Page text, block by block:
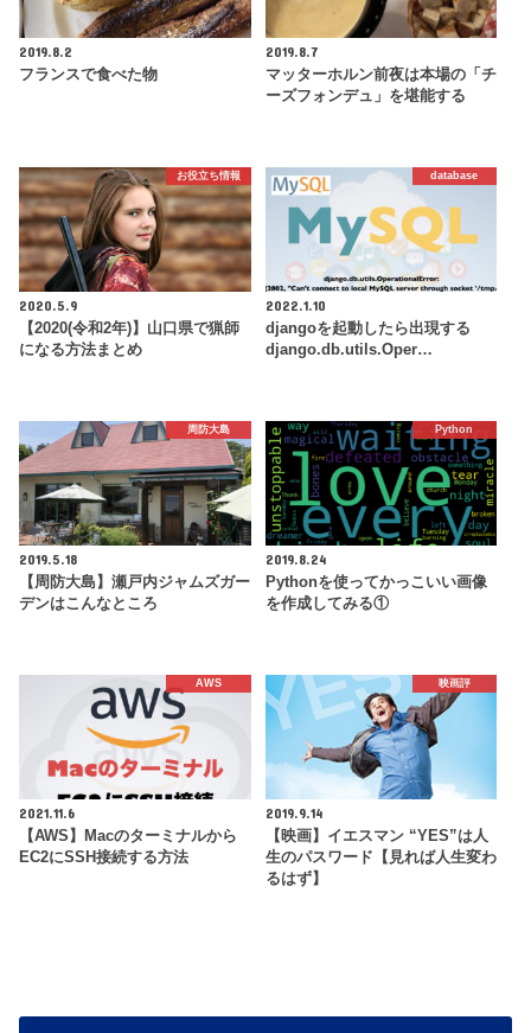
2019.8.2
フランスで食べた物
2019.8.7
マッターホルン前夜は本場の「チ
ーズフォンデュ」を堪能する
お役立ち情報
2020.5.9
【2020(令和2年)】山口県で猟師
になる方法まとめ
database
2022.1.10
djangoを起動したら出現する
django.db.utils.Oper…
周防大島
2019.5.18
【周防大島】瀬戸内ジャムズガー
デンはこんなところ
Python
2019.8.24
Pythonを使ってかっこいい画像
を作成してみる①
AWS
2021.11.6
【AWS】Macのターミナルから
EC2にSSH接続する方法
映画評
2019.9.14
【映画】イエスマン “YES”は人
生のパスワード【見れば人生変わ
るはず】